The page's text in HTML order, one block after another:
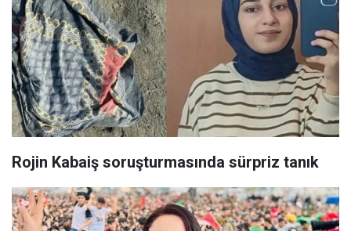
Rojin Kabaiş soruşturmasında sürpriz tanık